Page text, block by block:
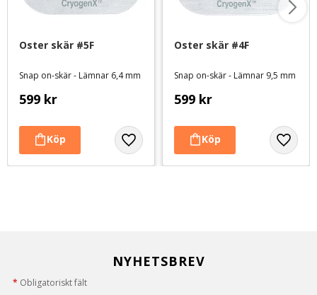
Oster skär #5F
Snap on-skär - Lämnar 6,4 mm
599 kr
Oster skär #4F
Snap on-skär - Lämnar 9,5 mm
599 kr
NYHETSBREV
* Obligatoriskt fält